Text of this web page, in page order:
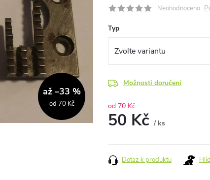
od 70 Kč
až –33 %
Neohodnoceno
Typ
Možnosti doručení
od 70 Kč
50 Kč / ks
cena:
Dotaz k produktu